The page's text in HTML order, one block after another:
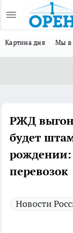
Картина дня Мы в
РЖД
будет
рождении:
перевозок
Новости